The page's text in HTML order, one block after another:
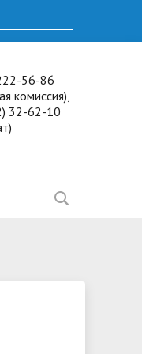
56-86
комиссия),
32-62-10